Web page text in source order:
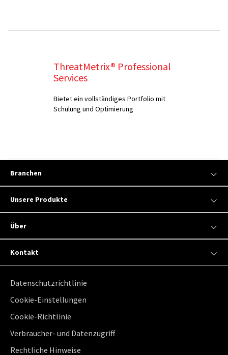
ThreatMetrix® Professional
Services
Bietet ein vollständiges Portfolio mit
Schulung und Optimierung
Branchen
Unsere Produkte
Über
Kontakt
Datenschutzrichtlinie
Cookie-Einstellungen
Cookie-Richtlinie
Verbraucher- und Datenzugriff
Rechtliche Hinweise